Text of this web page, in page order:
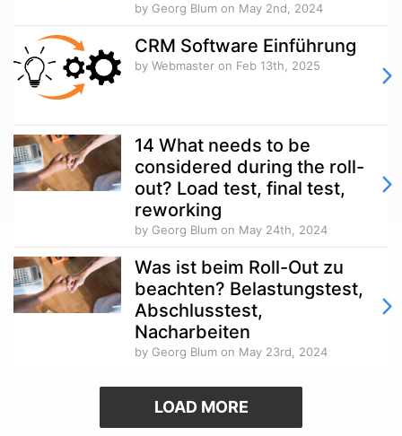
by Georg Blum on May 2nd, 2024
CRM Software Einführung
by Webmaster on Feb 13th, 2025
14 What needs to be
considered during the roll-
out? Load test, final test,
reworking
by Georg Blum on May 24th, 2024
Was ist beim Roll-Out zu
beachten? Belastungstest,
Abschlusstest,
Nacharbeiten
by Georg Blum on May 23rd, 2024
LOAD MORE